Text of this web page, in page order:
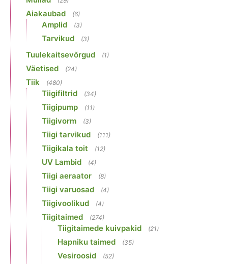
Aiakaubad (6)
Amplid (3)
Tarvikud (3)
Tuulekaitsevõrgud (1)
Väetised (24)
Tiik (480)
Tiigifiltrid (34)
Tiigipump (11)
Tiigivorm (3)
Tiigi tarvikud (111)
Tiigikala toit (12)
UV Lambid (4)
Tiigi aeraator (8)
Tiigi varuosad (4)
Tiigivoolikud (4)
Tiigitaimed (274)
Tiigitaimede kuivpakid (21)
Hapniku taimed (35)
Vesiroosid (52)